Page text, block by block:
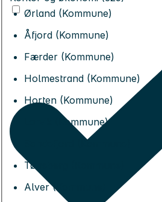
Ørland (Kommune)
Åfjord (Kommune)
Færder (Kommune)
Holmestrand (Kommune)
Horten (Kommune)
Larvik (Kommune)
Tønsberg (Kommune)
Alver (Kommune)